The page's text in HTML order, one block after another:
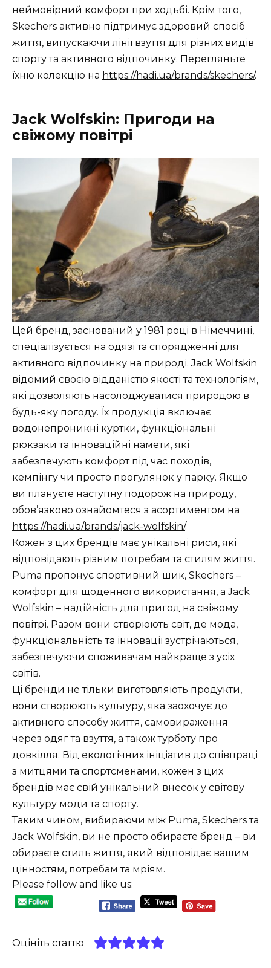
неймовірний комфорт при ходьбі. Крім того,
Skechers активно підтримує здоровий спосіб
життя, випускаючи лінії взуття для різних видів
спорту та активного відпочинку. Перегляньте
їхню колекцію на https://hadi.ua/brands/skechers/.
Jack Wolfskin: Пригоди на
свіжому повітрі
Цей бренд, заснований у 1981 році в Німеччині,
спеціалізується на одязі та спорядженні для
активного відпочинку на природі. Jack Wolfskin
відомий своєю відданістю якості та технологіям,
які дозволяють насолоджуватися природою в
будь-яку погоду. Їх продукція включає
водонепроникні куртки, функціональні
рюкзаки та інноваційні намети, які
забезпечують комфорт під час походів,
кемпінгу чи просто прогулянок у парку. Якщо
ви плануєте наступну подорож на природу,
обов’язково ознайомтеся з асортиментом на
https://hadi.ua/brands/jack-wolfskin/.
Кожен з цих брендів має унікальні риси, які
відповідають різним потребам та стилям життя.
Puma пропонує спортивний шик, Skechers –
комфорт для щоденного використання, а Jack
Wolfskin – надійність для пригод на свіжому
повітрі. Разом вони створюють світ, де мода,
функціональність та інновації зустрічаються,
забезпечуючи споживачам найкраще з усіх
світів.
Ці бренди не тільки виготовляють продукти,
вони створюють культуру, яка заохочує до
активного способу життя, самовираження
через одяг та взуття, а також турботу про
довкілля. Від екологічних ініціатив до співпраці
з митцями та спортсменами, кожен з цих
брендів має свій унікальний внесок у світову
культуру моди та спорту.
Таким чином, вибираючи між Puma, Skechers та
Jack Wolfskin, ви не просто обираєте бренд – ви
обираєте стиль життя, який відповідає вашим
цінностям, потребам та мріям.
Please follow and like us:
Оцініть статтю